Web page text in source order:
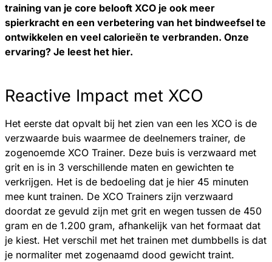
training van je core belooft XCO je ook meer
spierkracht en een verbetering van het bindweefsel te
ontwikkelen en veel calorieën te verbranden. Onze
ervaring? Je leest het hier.
Reactive Impact met XCO
Het eerste dat opvalt bij het zien van een les XCO is de
verzwaarde buis waarmee de deelnemers trainer, de
zogenoemde XCO Trainer. Deze buis is verzwaard met
grit en is in 3 verschillende maten en gewichten te
verkrijgen. Het is de bedoeling dat je hier 45 minuten
mee kunt trainen. De XCO Trainers zijn verzwaard
doordat ze gevuld zijn met grit en wegen tussen de 450
gram en de 1.200 gram, afhankelijk van het formaat dat
je kiest. Het verschil met het trainen met dumbbells is dat
je normaliter met zogenaamd dood gewicht traint.